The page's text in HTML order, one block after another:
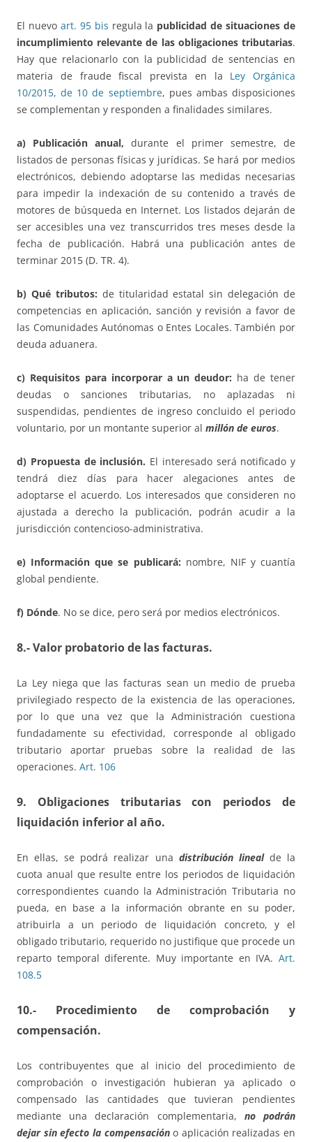
El nuevo art. 95 bis regula la publicidad de situaciones de
incumplimiento relevante de las obligaciones tributarias.
Hay que relacionarlo con la publicidad de sentencias en
materia de fraude fiscal prevista en la Ley Orgánica
10/2015, de 10 de septiembre, pues ambas disposiciones
se complementan y responden a finalidades similares.
a) Publicación anual, durante el primer semestre, de
listados de personas físicas y jurídicas. Se hará por medios
electrónicos, debiendo adoptarse las medidas necesarias
para impedir la indexación de su contenido a través de
motores de búsqueda en Internet. Los listados dejarán de
ser accesibles una vez transcurridos tres meses desde la
fecha de publicación. Habrá una publicación antes de
terminar 2015 (D. TR. 4).
b) Qué tributos: de titularidad estatal sin delegación de
competencias en aplicación, sanción y revisión a favor de
las Comunidades Autónomas o Entes Locales. También por
deuda aduanera.
c) Requisitos para incorporar a un deudor: ha de tener
deudas o sanciones tributarias, no aplazadas ni
suspendidas, pendientes de ingreso concluido el periodo
voluntario, por un montante superior al millón de euros.
d) Propuesta de inclusión. El interesado será notificado y
tendrá diez días para hacer alegaciones antes de
adoptarse el acuerdo. Los interesados que consideren no
ajustada a derecho la publicación, podrán acudir a la
jurisdicción contencioso-administrativa.
e) Información que se publicará: nombre, NIF y cuantía
global pendiente.
f) Dónde. No se dice, pero será por medios electrónicos.
8.- Valor probatorio de las facturas.
La Ley niega que las facturas sean un medio de prueba
privilegiado respecto de la existencia de las operaciones,
por lo que una vez que la Administración cuestiona
fundadamente su efectividad, corresponde al obligado
tributario aportar pruebas sobre la realidad de las
operaciones. Art. 106
9. Obligaciones tributarias con periodos de
liquidación inferior al año.
En ellas, se podrá realizar una distribución linealde la
cuota anual que resulte entre los periodos de liquidación
correspondientes cuando la Administración Tributaria no
pueda, en base a la información obrante en su poder,
atribuirla a un periodo de liquidación concreto, y el
obligado tributario, requerido no justifique que procede un
reparto temporal diferente. Muy importante en IVA. Art.
108.5
10.- Procedimiento de comprobación y
compensación.
Los contribuyentes que al inicio del procedimiento de
comprobación o investigación hubieran ya aplicado o
compensado las cantidades que tuvieran pendientes
mediante una declaración complementaria, no podrán
dejar sin efecto la compensacióno aplicación realizadas en